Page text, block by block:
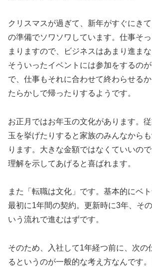
クリスマスが過ぎて、新年がすぐにき
の準備でソワソワしています。仕事そ
まりますので、ビジネスはあまり進まな
そういったイベントには参加をするの
で、仕事もそれに合わせて終わらせる
たらかしで帰ったりするようです。
お正月ではお年玉の文化があります。
玉を挙げたりすると家族のみんなから
ります。大きな金額ではなくていいの
理解を示してあげると喜ばれます。
また「転職は文化」です。基本的にベ
最初に1年間の契約。更新時に3年、そ
いう流れで進むはずです。
そのため、入社して1年経つ前に、次の
るというのが一般的な考え方なんです